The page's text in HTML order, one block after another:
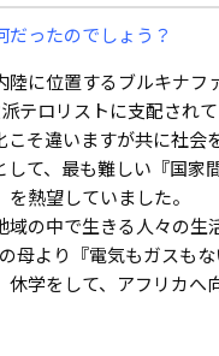
ったのでしょう？
に位置するブルキナフ
テロリストに支配され
そ違いますが共に社会
て、最も難しい『国家
熱望していました。
の中で生きる人々の
母より『電気もガスも
学をして、アフリカへ